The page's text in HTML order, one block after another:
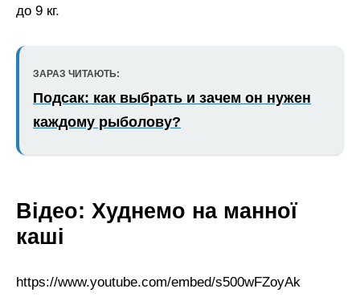
до 9 кг.
ЗАРАЗ ЧИТАЮТЬ:
Подсак: как выбрать и зачем он нужен
каждому рыболову?
Відео: Худнемо на манної
каші
https://www.youtube.com/embed/s500wFZoyAk